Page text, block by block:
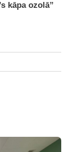
kāpa ozolā”